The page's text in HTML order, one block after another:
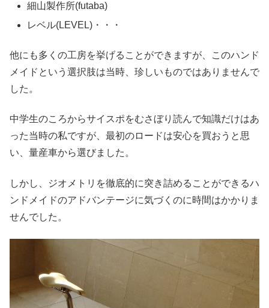
細山製作所(futaba)
レベル(LEVEL)・・・
他にも多くの工房を挙げることができますが、このハンド
メイドという選択肢は当時、珍しいものではありませんで
した。
中学生のころからサイスポをむさぼり読んで知識だけはあ
った当時の私ですが、最初のロードは安心を買おうと思
い、量産車から選びました。
しかし、ジオメトリを徹底的に突き詰めることができるハ
ンドメイドのアドバンテージに気づくのに時間はかかりま
せんでした。